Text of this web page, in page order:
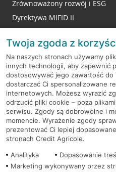
Zrównoważony rozwój i ESG
Dyrektywa MIFID II
RODO
Regulamin serwisu
Mapa serwisu
PolitykaCookies
Twoja zgoda z
Na naszych stronach używamy
innych technologii, aby zapewnić
dostosowywać jego zawartość do
dostarczać Ci spersonalizowane
internetowych. Możesz wyrazić
odrzucić pliki cookie – poza
serwisu. Zgody są dobrowolne i
momencie. Wyrażenie zgody
prezentować Ci lepiej
stronach Credit Agricole.
Analityka
Dopasowanie
Marketing wykonywany przez